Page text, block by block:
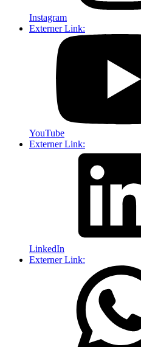
Instagram
Externer Link:
YouTube
Externer Link:
LinkedIn
Externer Link: